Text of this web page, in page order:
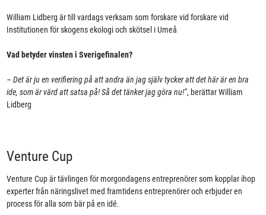
William Lidberg är till vardags verksam som forskare vid forskare vid
Institutionen för skogens ekologi och skötsel i Umeå
Vad betyder vinsten i Sverigefinalen?
– Det är ju en verifiering på att andra än jag själv tycker att det här är en bra
ide, som är värd att satsa på! Så det tänker jag göra nu!”, berättar William
Lidberg
Venture Cup
Venture Cup är tävlingen för morgondagens entreprenörer som kopplar ihop
experter från näringslivet med framtidens entreprenörer och erbjuder en
process för alla som bär på en idé.